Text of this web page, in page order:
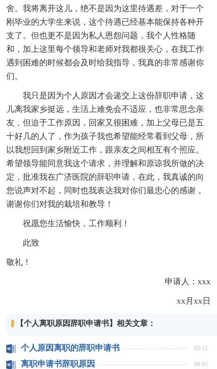
舍。我将离开这儿，绝不是因为这里待遇差，对于一个
刚毕业的大学生来说，这个待遇已经基本能保持各种开
支了。但也更不是因为私人恩怨问题，我个人性格随
和，加上这里每个领导和老师对我都很关心，在我工作
遇到困难的时候都会及时给我指导，我真的非常感谢你
们。
我只是因为个人原因才会递交上这份辞职申请，这
儿离我家乡挺远，生活上难免会不适应，也非常思念亲
友，但迫于工作原因，回家又很困难，加上父母已是五
十好几的人了，作为孩子我也希望能经常看到父母，所
以我想回到家乡附近工作，跟亲友之间相互有个照应。
希望领导能同意我这个请求，并理解和原谅我所做的决
定，批准我在广济医院的辞职申请，在此，我真诚的向
您说声对不起，同时也我表达我对你们最忠心的感谢，
谢谢你们对我的栽培和教导！
祝愿您生活愉快，工作顺利！
此致
敬礼！
申请人：xxx
xx月xx日
【个人离职原因辞职申请书】相关文章：
个人原因离职的辞职申请书 03-12
离职申请书辞职原因 09-05